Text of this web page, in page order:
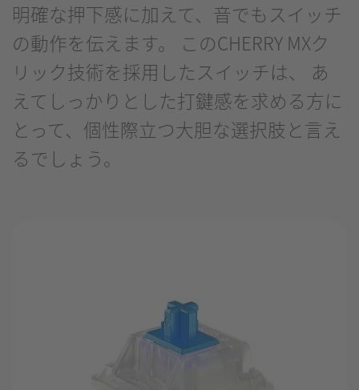
明確な押下感に加えて、音でもスイッチ
の動作を伝えます。 このCHERRY MXク
リック技術を採用したスイッチは、 あ
えてしっかりとした打鍵感を求める方に
とって、個性際立つ大胆な選択肢と言え
るでしょう。